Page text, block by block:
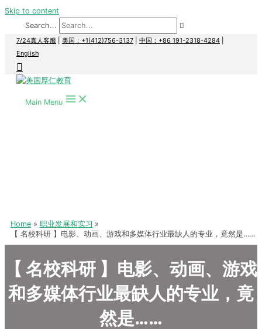
Skip to content
Search...
7/24真人客服 美国：+1(412)756-3137 中国：+86 191-2318-4284
English
Main Menu
Home
职业发展和实习
【 名校科研 】电影、动画、游戏和多媒体行业最缺人的专业，竟然是……
【 名校科研 】电影、动画、游戏
和多媒体行业最缺人的专业，竟
然是……